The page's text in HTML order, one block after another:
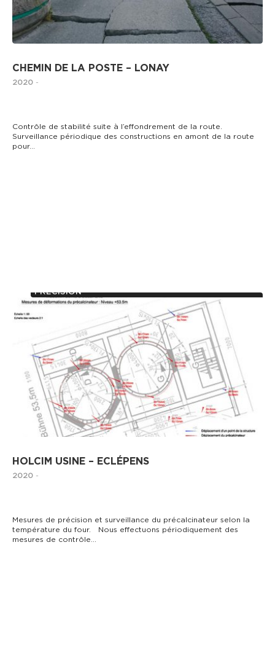
CHEMIN DE LA POSTE – LONAY
2020 -
Contrôle de stabilité suite à l’effondrement de la route.
Surveillance périodique des constructions en amont de la route
pour…
PRÉCISION
HOLCIM USINE – ECLÉPENS
2020 -
Mesures de précision et surveillance du précalcinateur selon la
température du four. Nous effectuons périodiquement des
mesures de contrôle…